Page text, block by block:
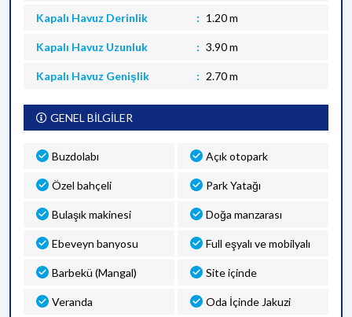
Kapalı Havuz Derinlik 1.20 m
Kapalı Havuz Uzunluk 3.90 m
Kapalı Havuz Genişlik 2.70 m
GENEL BİLGİLER
Buzdolabı Açık otopark
Özel bahçeli Park Yatağı
Bulaşık makinesi Doğa manzarası
Ebeveyn banyosu Full eşyalı ve mobilyalı
Barbekü (Mangal) Site içinde
Veranda Oda İçinde Jakuzi